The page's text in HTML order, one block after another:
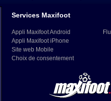
Services Maxifoot
Appli Maxifoot Android
Appli Maxifoot iPhone
Site web Mobile
Choix de consentement